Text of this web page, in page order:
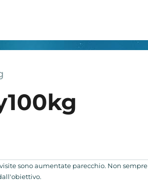
sono aumentate parecchio. Non sempre